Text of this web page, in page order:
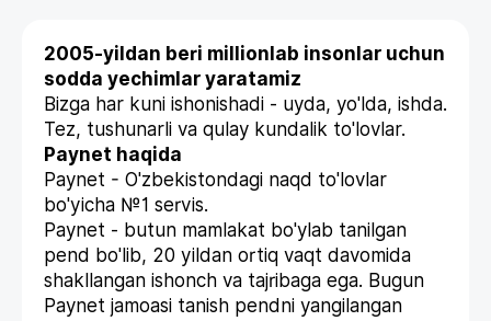
2005-yildan beri millionlab insonlar uchun
sodda yechimlar yaratamiz
Bizga har kuni ishonishadi - uyda, yo'lda, ishda.
Tez, tushunarli va qulay kundalik to'lovlar.
Paynet haqida
Paynet - O'zbekistondagi naqd to'lovlar
bo'yicha №1 servis.
Paynet - butun mamlakat bo'ylab tanilgan
pend bo'lib, 20 yildan ortiq vaqt davomida
shakllangan ishonch va tajribaga ega. Bugun
Paynet jamoasi tanish pendni yangilangan